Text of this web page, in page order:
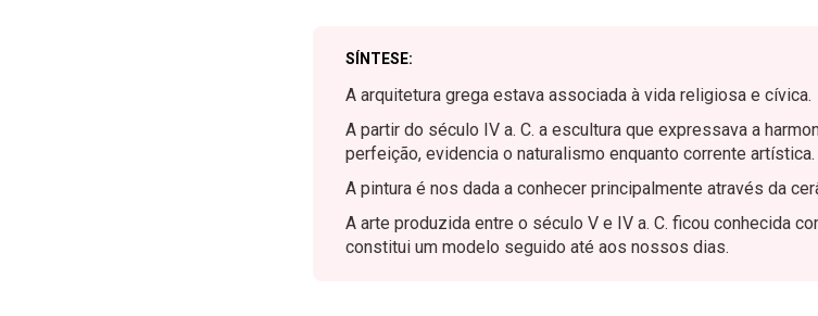
SÍNTESE:
A arquitetura grega estava associada à vida religiosa e cívica.
A partir do século IV a. C. a escultura que expressava a
perfeição, evidencia o naturalismo enquanto corrente artística.
A pintura é nos dada a conhecer principalmente através da
A arte produzida entre o século V e IV a. C. ficou conhecida
constitui um modelo seguido até aos nossos dias.